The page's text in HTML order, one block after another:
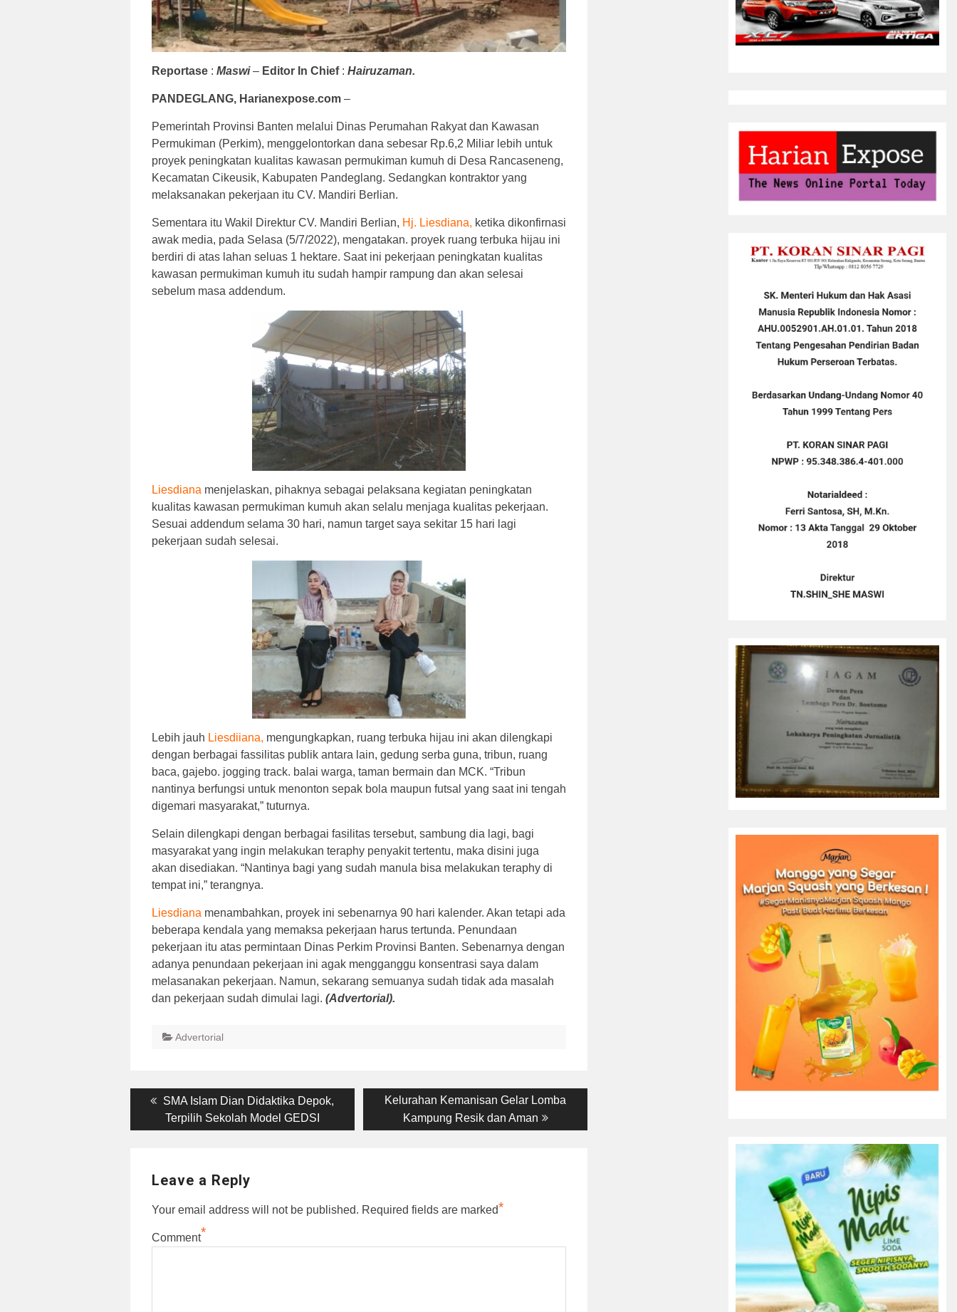
Reportase : Maswi– Editor In Chief: Hairuzaman.
PANDEGLANG, Harianexpose.com –
Pemerintah Provinsi Banten melalui Dinas Perumahan Rakyat dan Kawasan
Permukiman (Perkim), menggelontorkan dana sebesar Rp.6,2 Miliar lebih untuk
proyek peningkatan kualitas kawasan permukiman kumuh di Desa Rancaseneng,
Kecamatan Cikeusik, Kabupaten Pandeglang. Sedangkan kontraktor yang
melaksanakan pekerjaan itu CV. Mandiri Berlian.
Sementara itu Wakil Direktur CV. Mandiri Berlian, Hj. Liesdiana, ketika dikonfirnasi
awak media, pada Selasa (5/7/2022), mengatakan. proyek ruang terbuka hijau ini
berdiri di atas lahan seluas 1 hektare. Saat ini pekerjaan peningkatan kualitas
kawasan permukiman kumuh itu sudah hampir rampung dan akan selesai
sebelum masa addendum.
Liesdiana menjelaskan, pihaknya sebagai pelaksana kegiatan peningkatan
kualitas kawasan permukiman kumuh akan selalu menjaga kualitas pekerjaan.
Sesuai addendum selama 30 hari, namun target saya sekitar 15 hari lagi
pekerjaan sudah selesai.
Lebih jauh Liesdiiana, mengungkapkan, ruang terbuka hijau ini akan dilengkapi
dengan berbagai fassilitas publik antara lain, gedung serba guna, tribun, ruang
baca, gajebo. jogging track. balai warga, taman bermain dan MCK. “Tribun
nantinya berfungsi untuk menonton sepak bola maupun futsal yang saat ini tengah
digemari masyarakat,” tuturnya.
Selain dilengkapi dengan berbagai fasilitas tersebut, sambung dia lagi, bagi
masyarakat yang ingin melakukan teraphy penyakit tertentu, maka disini juga
akan disediakan. “Nantinya bagi yang sudah manula bisa melakukan teraphy di
tempat ini,” terangnya.
Liesdiana menambahkan, proyek ini sebenarnya 90 hari kalender. Akan tetapi ada
beberapa kendala yang memaksa pekerjaan harus tertunda. Penundaan
pekerjaan itu atas permintaan Dinas Perkim Provinsi Banten. Sebenarnya dengan
adanya penundaan pekerjaan ini agak mengganggu konsentrasi saya dalam
melasanakan pekerjaan. Namun, sekarang semuanya sudah tidak ada masalah
dan pekerjaan sudah dimulai lagi. (Advertorial).
Advertorial
Post
navigation
Previous
post:
SMA Islam Dian Didaktika Depok,
Terpilih Sekolah Model GEDSI
Next
post:
Kelurahan Kemanisan Gelar Lomba
Kampung Resik dan Aman
Leave a Reply
Your email address will not be published. Required fields are marked*
Comment*